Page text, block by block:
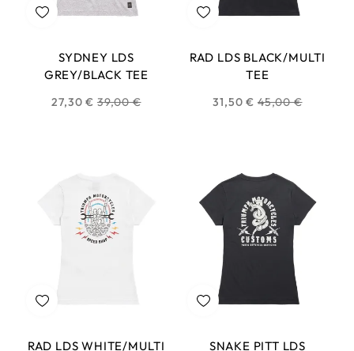
SYDNEY LDS
GREY/BLACK TEE
27,30 € Prix
39,00 €
RAD LDS BLACK/MULTI
TEE
31,50 € Prix
45,00 €
RAD LDS WHITE/MULTI SNAKE PITT LDS